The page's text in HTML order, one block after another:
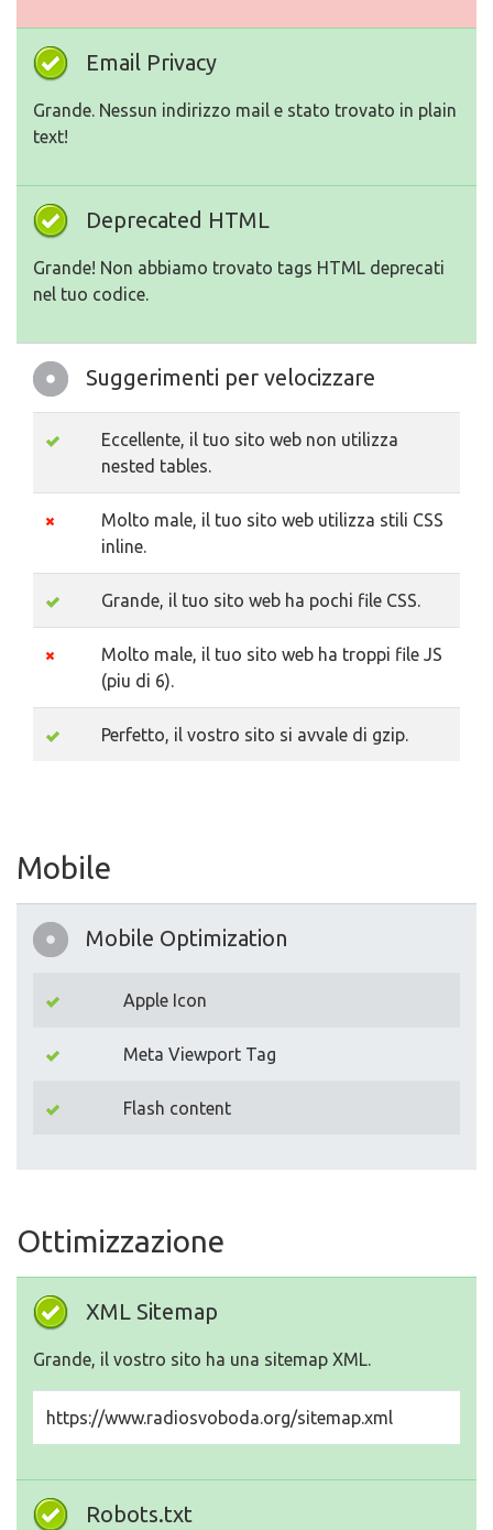
Email Privacy
Grande. Nessun indirizzo mail e stato trovato in plain
text!
Deprecated HTML
Grande! Non abbiamo trovato tags HTML deprecati
nel tuo codice.
Suggerimenti per velocizzare
Eccellente, il tuo sito web non utilizza
nested tables.
Molto male, il tuo sito web utilizza stili CSS
inline.
Grande, il tuo sito web ha pochi file CSS.
Molto male, il tuo sito web ha troppi file JS
(piu di 6).
Perfetto, il vostro sito si avvale di gzip.
Mobile
Mobile Optimization
Apple Icon
Meta Viewport Tag
Flash content
Ottimizzazione
XML Sitemap
Grande, il vostro sito ha una sitemap XML.
https://www.radiosvoboda.org/sitemap.xml
Robots.txt